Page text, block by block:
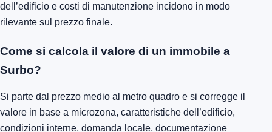
dell’edificio e costi di manutenzione incidono in modo
rilevante sul prezzo finale.
Come si calcola il valore di un immobile a
Surbo?
Si parte dal prezzo medio al metro quadro e si corregge il
valore in base a microzona, caratteristiche dell’edificio,
condizioni interne, domanda locale, documentazione